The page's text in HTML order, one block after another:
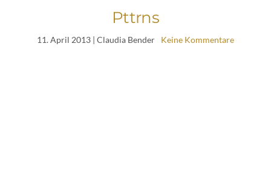
Pttrns
11. April 2013 | Claudia Bender Keine Kommentare